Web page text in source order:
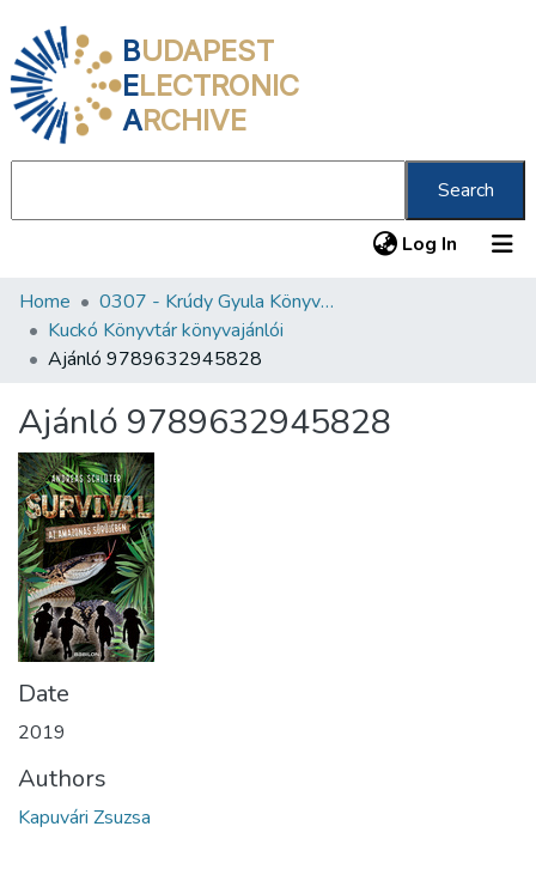
BUDAPEST
ELECTRONIC
ARCHIVE
Search
Log In (current)
Communities & Collections
All of DSpace
About us
Home
0307 - Krúdy Gyula Könyvtár
Kuckó Könyvtár könyvajánlói
Ajánló 9789632945828
Ajánló 9789632945828
Date
2019
Authors
Kapuvári Zsuzsa